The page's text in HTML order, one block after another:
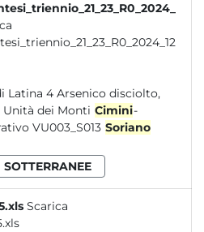
disciolto,
Triclorometano Unità dei Monti Cimini-
VU003_S013 Soriano
SOTTERRANEE
Scarica